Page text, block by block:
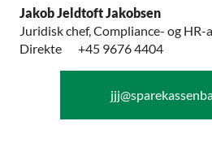
Jakob Jeldtoft Jakobsen
Juridisk chef, Compliance- og HR-
Direkte
+45 9676 4404